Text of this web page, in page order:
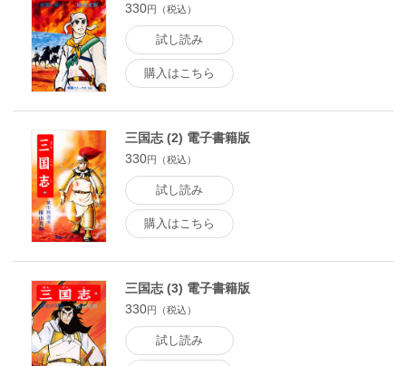
330円（税込）
試し読み
購入はこちら
三国志 (2) 電子書籍版
330円（税込）
試し読み
購入はこちら
三国志 (3) 電子書籍版
330円（税込）
試し読み